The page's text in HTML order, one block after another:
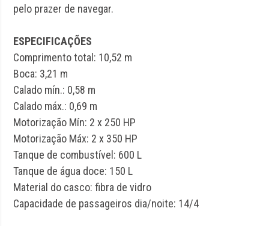
pelo prazer de navegar.
ESPECIFICAÇÕES
Comprimento total: 10,52 m
Boca: 3,21 m
Calado mín.: 0,58 m
Calado máx.: 0,69 m
Motorização Mín: 2 x 250 HP
Motorização Máx: 2 x 350 HP
Tanque de combustível: 600 L
Tanque de água doce: 150 L
Material do casco: fibra de vidro
Capacidade de passageiros dia/noite: 14/4